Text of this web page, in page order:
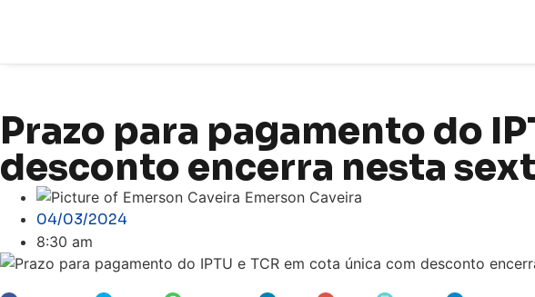
Prazo para pagamento do
desconto encerra nesta
Emerson Caveira
04/03/2024
8:30 am